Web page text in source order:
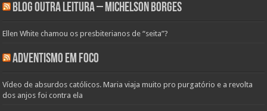
Blog Outra Leitura – Michelson Borges
Ellen White chamou os presbiterianos de “seita”?
Adventismo em Foco
Vídeo de absurdos católicos. Maria viaja muito pro purgatório e a revolta
dos anjos foi contra ela